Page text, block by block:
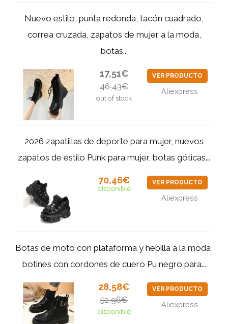
Nuevo estilo, punta redonda, tacón cuadrado,
correa cruzada, zapatos de mujer a la moda,
botas...
17,51€
46,43€
out of stock
VER PRODUCTO
Aliexpress
2026 zapatillas de deporte para mujer, nuevos
zapatos de estilo Punk para mujer, botas góticas...
70,46€
disponible
VER PRODUCTO
Aliexpress
Botas de moto con plataforma y hebilla a la moda,
botines con cordones de cuero Pu negro para...
28,58€
51,96€
disponible
VER PRODUCTO
Aliexpress